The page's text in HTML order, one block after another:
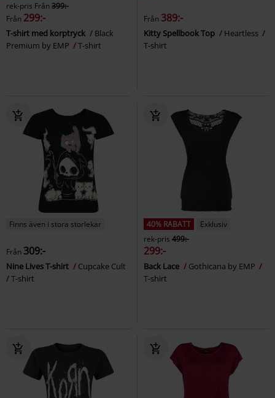
rek-pris Från399:-
Från 299:-
T-shirt med korptryck
Black
Premium by EMP
T-shirt
Från 389:-
Kitty Spellbook Top
Heartless
T-shirt
Finns även i stora storlekar
Från 309:-
Nine Lives T-shirt
Cupcake Cult
T-shirt
40% RABATT
Exklusiv
rek-pris 499:-
299:-
Back Lace
Gothicana by EMP
T-shirt